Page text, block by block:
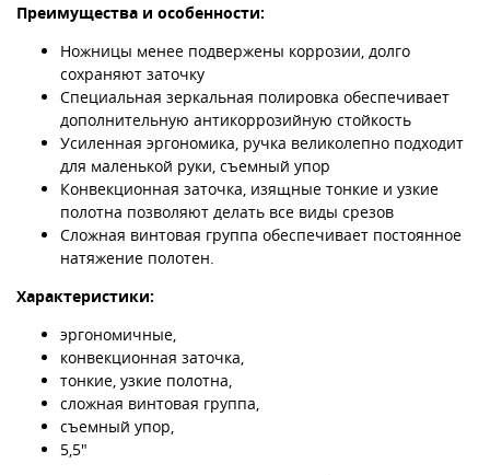
Преимущества и особенности:
Ножницы менее подвержены коррозии, долго
сохраняют заточку
Специальная зеркальная полировка обеспечивает
дополнительную антикоррозийную стойкость
Усиленная эргономика, ручка великолепно подходит
для маленькой руки, съемный упор
Конвекционная заточка, изящные тонкие и узкие
полотна позволяют делать все виды срезов
Сложная винтовая группа обеспечивает постоянное
натяжение полотен.
Характеристики:
эргономичные,
конвекционная заточка,
тонкие, узкие полотна,
сложная винтовая группа,
съемный упор,
5,5"